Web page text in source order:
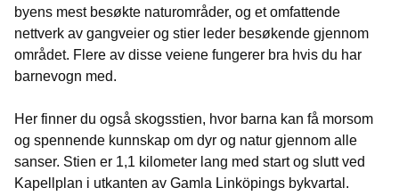
byens mest besøkte naturområder, og et omfattende
nettverk av gangveier og stier leder besøkende gjennom
området. Flere av disse veiene fungerer bra hvis du har
barnevogn med.
Her finner du også skogsstien, hvor barna kan få morsom
og spennende kunnskap om dyr og natur gjennom alle
sanser. Stien er 1,1 kilometer lang med start og slutt ved
Kapellplan i utkanten av Gamla Linköpings bykvartal.